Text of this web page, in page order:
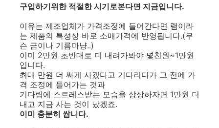
구입하기위한 적절한 시기로본다면 지금입니다.
이유는 제조업체가 가격조정에 들어간다면 램이라
는 제품의 특성상 바로 소매가격에 반영됩니다.(무
슨 금이나 기름마냥..)
이미 2만원 초반대로 더 내려가봐야 몇천원~1만원
입니다.
최대 만원 더 싸게 사겠다고 기다리다가 그 전에 가
격 조정에 들어가는 것과
기다림에 스트레스받는 모습을 상상하자면 1만원 더
내고 지금 사는 것이 났겠죠.
이미 충분히 쌉니다.